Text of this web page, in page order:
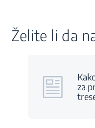
Želite li da
za